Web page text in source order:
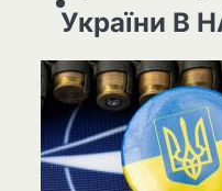
України В